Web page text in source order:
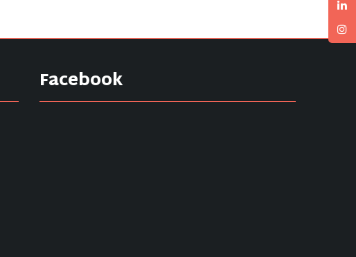
Facebook